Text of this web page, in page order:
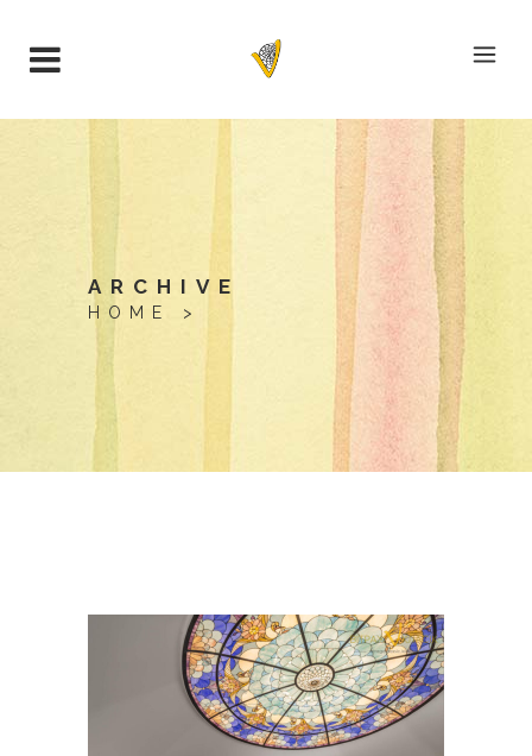
ARCHIVE
HOME >